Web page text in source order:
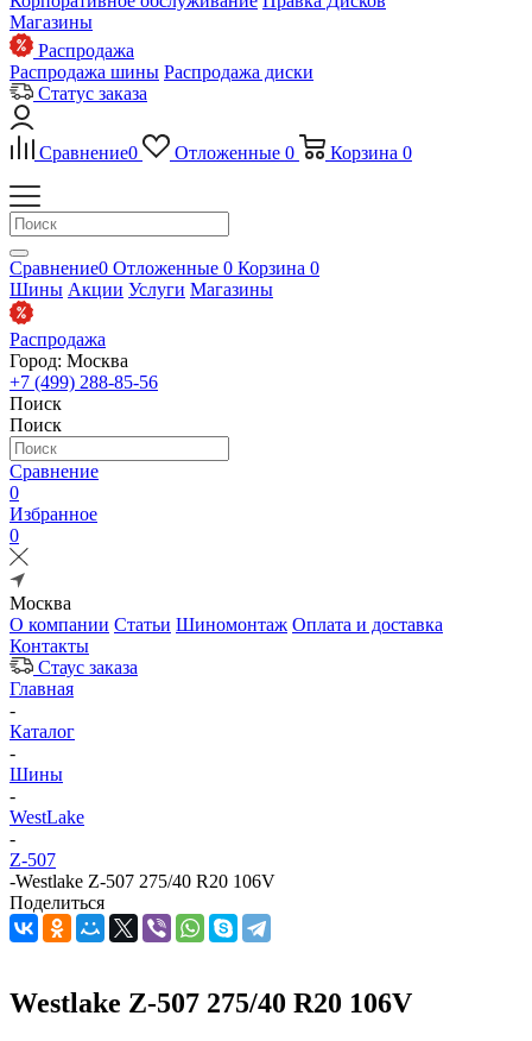
Магазины
Распродажа
Распродажа шины Распродажа диски
Статус заказа
Сравнение0 Отложенные 0 Корзина 0
Сравнение0 Отложенные 0 Корзина 0
Шины Акции Услуги Магазины
Распродажа
Город: Москва
+7 (499) 288-85-56
Поиск
Поиск
Сравнение
0
Избранное
0
Москва
О компании Статьи Шиномонтаж Оплата и доставка
Контакты
Стаус заказа
Главная
-
Каталог
-
Шины
-
WestLake
-
Z-507
-Westlake Z-507 275/40 R20 106V
Поделиться
Westlake Z-507 275/40 R20 106V